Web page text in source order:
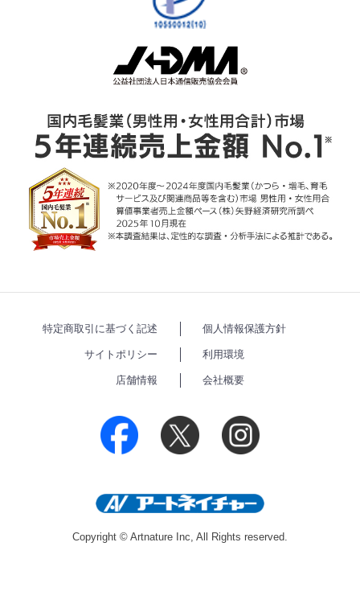
特定商取引に基づく記述 個人情報保護方針
サイトポリシー 利用環境
店舗情報 会社概要
Copyright © Artnature Inc, All Rights reserved.